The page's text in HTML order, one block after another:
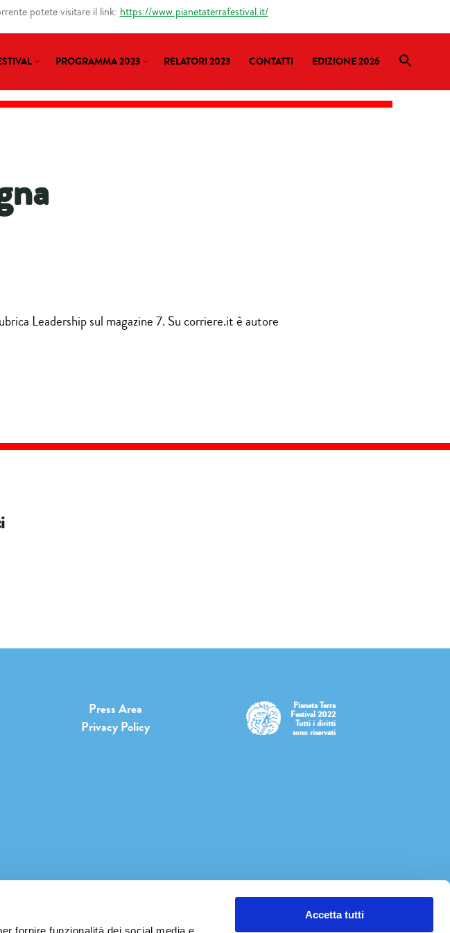
Accetta tutti
PROGRAMMA 2023 RELATORI 2023 CONTATTI EDIZIONE 2026
potete visitare il link: https://www.pianetaterrafestival.it/
Leadership sul magazine 7. Su corriere.it è autore
Press Area
Privacy Policy
Pianeta Terra
Festival 2022
Tutti i diritti
sono riservati